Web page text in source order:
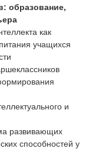
образование,
как
учащихся
и
развивающих
способностей у